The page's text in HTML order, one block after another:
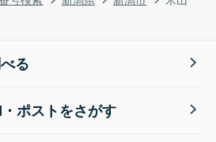
る
ポストをさがす